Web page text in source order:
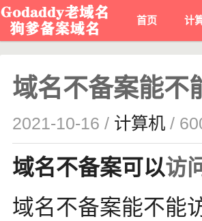
首页 计
域名不备案能不
2021-10-16 / 计算机 /
域名不备案可以访
域名不备案能不能